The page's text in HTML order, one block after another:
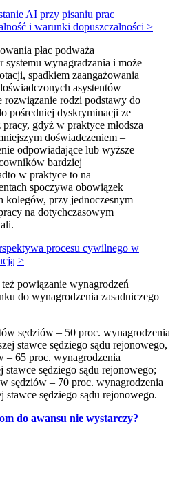
AI przy pisaniu prac
i warunki dopuszczalności >
płac podważa
systemu wynagradzania i może
spadkiem zaangażowania
asystentów
rozwiązanie rodzi podstawy do
pośredniej dyskryminacji ze
gdyż w praktyce młodsza
doświadczeniem –
odpowiadające lub wyższe
bardziej
w praktyce to na
spoczywa obowiązek
kolegów, przy jednoczesnym
na dotychczasowym
procesu cywilnego w
>
powiązanie wynagrodzeń
do wynagrodzenia zasadniczego
sędziów – 50 proc. wynagrodzenia
stawce sędziego sądu rejonowego,
– 65 proc. wynagrodzenia
stawce sędziego sądu rejonowego;
sędziów – 70 proc. wynagrodzenia
stawce sędziego sądu rejonowego.
do awansu nie wystarczy?